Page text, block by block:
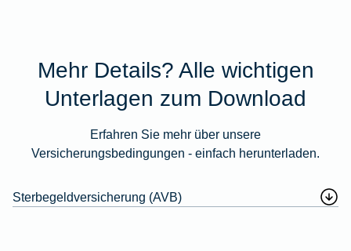
Mehr Details? Alle wichtigen
Unterlagen zum Download
Erfahren Sie mehr über unsere
Versicherungsbedingungen - einfach herunterladen.
Sterbegeldversicherung (AVB)